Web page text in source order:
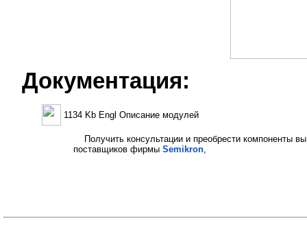
Документация:
1134 Kb Engl Описание модулей
Получить консультации и преобрести компоненты
поставщиков фирмы Semikron,